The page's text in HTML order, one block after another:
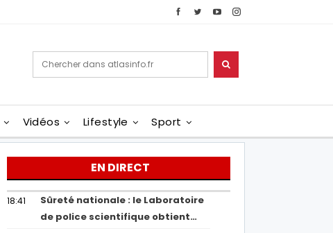
Vidéos Lifestyle Sport
EN DIRECT
18:41
Sûreté nationale : le Laboratoire
de police scientifique obtient…